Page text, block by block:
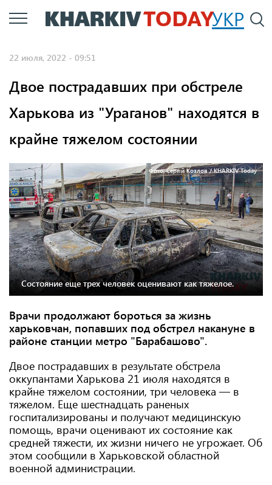
Перейти
к
УКР
22 июля, 2022 - 09:51
Двое пострадавших при обстреле
Харькова из "Ураганов" находятся в
крайне тяжелом состоянии
Фото: Сергій Козлов / KHARKIV Today
Состояние еще трех человек оценивают как тяжелое.
Врачи продолжают бороться за жизнь
харьковчан, попавших под обстрел накануне в
районе станции метро "Барабашово".
Двое пострадавших в результате обстрела
оккупантами Харькова 21 июля находятся в
крайне тяжелом состоянии, три человека — в
тяжелом. Еще шестнадцать раненых
госпитализированы и получают медицинскую
помощь, врачи оценивают их состояние как
средней тяжести, их жизни ничего не угрожает. Об
этом сообщили в Харьковской областной
военной администрации.